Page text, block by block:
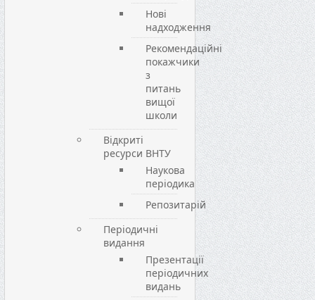
Нові
надходження
Рекомендаційні
покажчики
з
питань
вищої
школи
Відкриті
ресурси ВНТУ
Наукова
періодика
Репозитарій
Періодичні
видання
Презентації
періодичних
видань